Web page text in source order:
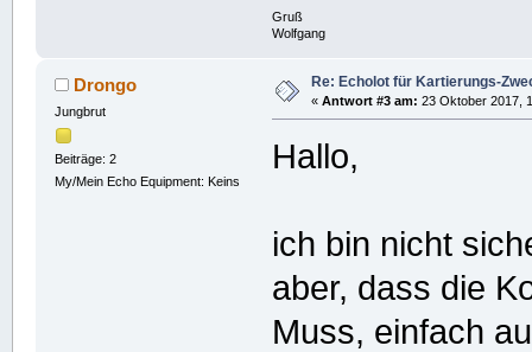
Gruß
Wolfgang
Drongo
Jungbrut
Beiträge: 2
My/Mein Echo Equipment: Keins
Re: Echolot für Kartierungs-
« Antwort #3 am: 23 Oktober 2017,
Hallo,
ich bin nicht
aber, dass die
Muss, einfach